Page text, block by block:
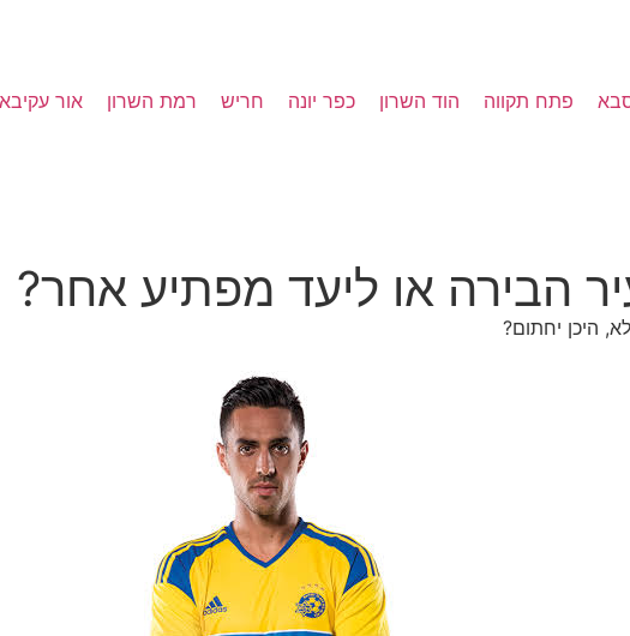
פתח תקווה הוד השרון כפר יונה חריש רמת השרון אור עקיבא
הבירה או ליעד מפתיע אחר?